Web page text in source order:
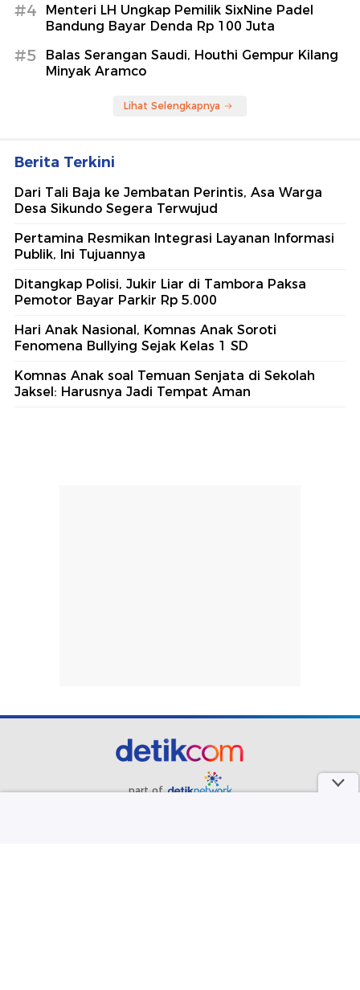
#4
Menteri LH Ungkap Pemilik SixNine Padel
Bandung Bayar Denda Rp 100 Juta
#5
Balas Serangan Saudi, Houthi Gempur Kilang
Minyak Aramco
Lihat Selengkapnya
Berita Terkini
Dari Tali Baja ke Jembatan Perintis, Asa Warga
Desa Sikundo Segera Terwujud
Pertamina Resmikan Integrasi Layanan Informasi
Publik, Ini Tujuannya
Ditangkap Polisi, Jukir Liar di Tambora Paksa
Pemotor Bayar Parkir Rp 5.000
Hari Anak Nasional, Komnas Anak Soroti
Fenomena Bullying Sejak Kelas 1 SD
Komnas Anak soal Temuan Senjata di Sekolah
Jaksel: Harusnya Jadi Tempat Aman
part of